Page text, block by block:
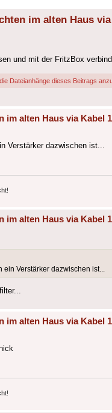
im alten Haus
und mit der FritzBox
Dateianhänge dieses Beitrags
im alten Haus via Kabel
Verstärker dazwischen ist...
im alten Haus via Kabel
Verstärker dazwischen ist...
im alten Haus via Kabel